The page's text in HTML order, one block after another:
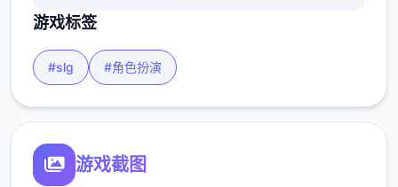
游戏标签
#slg #角色扮演
游戏截图